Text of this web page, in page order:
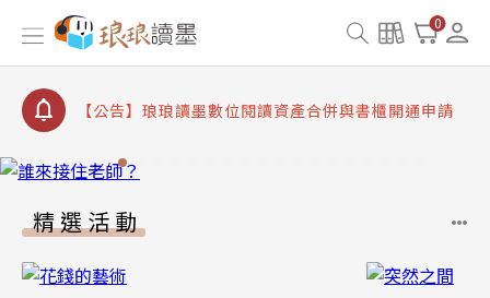
0
【公告】琅琅書店服務升級重要說明及資產合併結果
查詢
【公告】8/10、8/13 行動網路降速演練提醒
【公告】琅琅讀墨數位閱讀資產合併與書櫃開通申請
【公告】琅琅讀墨書櫃開通常見問題
【公告】琅琅讀墨 3 分鐘完成書櫃開通與資產合併申
請圖文教學
【公告】琅琅書店服務升級重要說明及資產合併結果
【公告】8/10、8/13 行動網路降速演練提醒
精選活動